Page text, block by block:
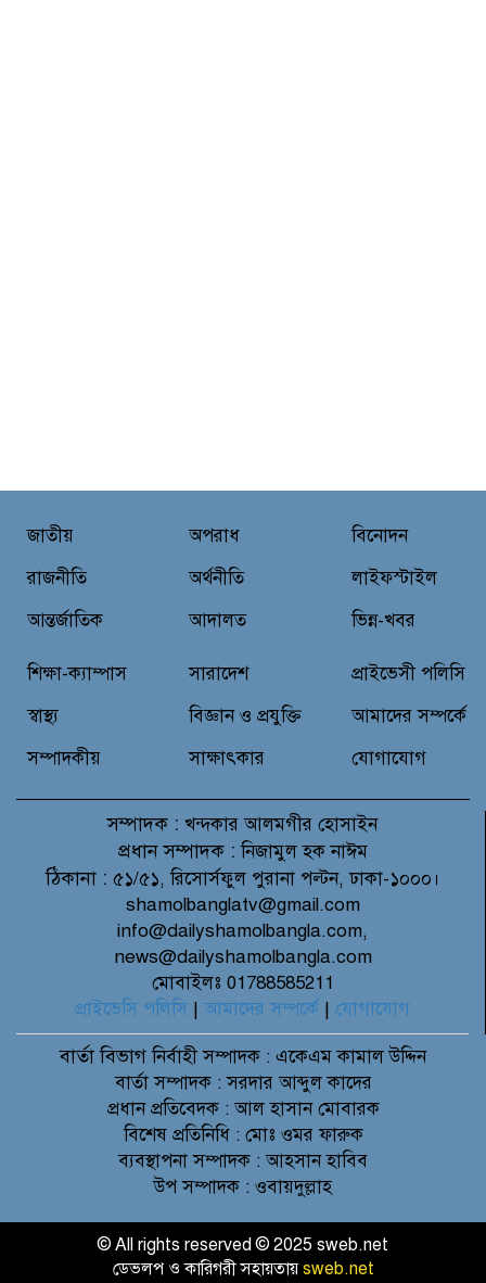
জাতীয়
রাজনীতি
আন্তর্জাতিক
অপরাধ
অর্থনীতি
আদালত
বিনোদন
লাইফস্টাইল
ভিন্ন-খবর
শিক্ষা-ক্যাম্পাস
স্বাস্থ্য
সম্পাদকীয়
সারাদেশ
বিজ্ঞান ও প্রযুক্তি
সাক্ষাৎকার
প্রাইভেসী পলিসি
আমাদের সম্পর্কে
যোগাযোগ
সম্পাদক : খন্দকার আলমগীর হোসাইন
প্রধান সম্পাদক : নিজামুল হক নাঈম
ঠিকানা : ৫১/৫১, রিসোর্সফুল পুরানা পল্টন, ঢাকা-১০০০।
shamolbanglatv@gmail.com
info@dailyshamolbangla.com,
news@dailyshamolbangla.com
মোবাইলঃ 01788585211
প্রাইভেসি পলিসি | আমাদের সম্পর্কে | যোগাযোগ
বার্তা বিভাগনির্বাহী সম্পাদক : একেএম কামাল উদ্দিন
বার্তা সম্পাদক : সরদার আব্দুল কাদের
প্রধান প্রতিবেদক : আল হাসান মোবারক
বিশেষ প্রতিনিধি : মোঃ ওমর ফারুক
ব্যবস্থাপনা সম্পাদক : আহসান হাবিব
উপ সম্পাদক : ওবায়দুল্লাহ
© All rights reserved © 2025 sweb.net
ডেভলপ ও কারিগরী সহায়তায়sweb.net